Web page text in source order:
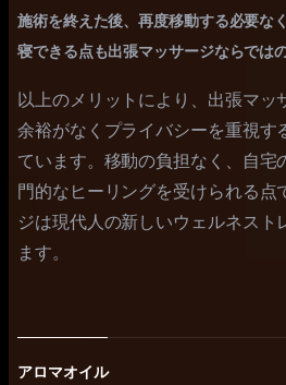
施術を終えた後、再度移動する必要な
寝できる点も出張マッサージならでは
以上のメリットにより、出張マッ
余裕がなくプライバシーを重視す
ています。移動の負担なく、自宅
門的なヒーリングを受けられる点
ジは現代人の新しいウェルネスト
ます。
アロマオイル